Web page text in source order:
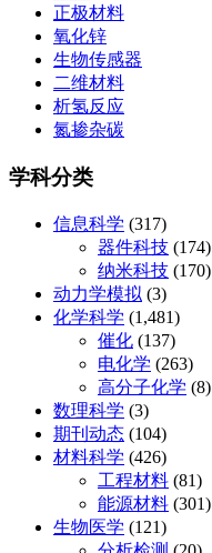
正极材料
氧化锌
生物传感器
二维材料
析氢反应
氮掺杂碳
学科分类
信息科学 (317)
器件科技 (174)
纳米科技 (170)
动力学模拟 (3)
化学科学 (1,481)
催化 (137)
电化学 (263)
高分子化学 (8)
数理科学 (3)
期刊动态 (104)
材料科学 (426)
工程材料 (81)
能源材料 (301)
生物医学 (121)